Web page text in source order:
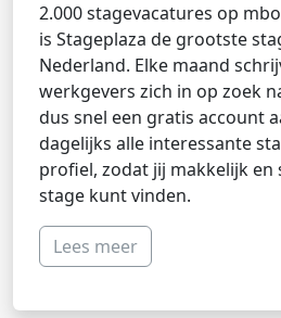
2.000 stagevacatures op
is Stageplaza de grootste
Nederland. Elke maand
werkgevers zich in op zoek
dus snel een gratis account
dagelijks alle interessante
profiel, zodat jij makkelijk en
stage kunt vinden.
Lees meer